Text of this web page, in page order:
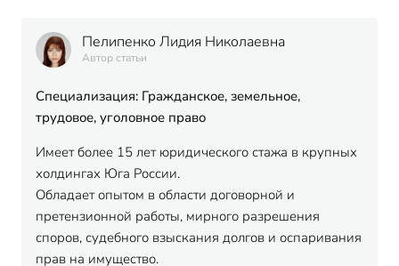
Пелипенко Лидия Николаевна
Автор статьи
Специализация: Гражданское, земельное,
трудовое, уголовное право
Имеет более 15 лет юридического стажа в крупных
холдингах Юга России.
Обладает опытом в области договорной и
претензионной работы, мирного разрешения
споров, судебного взыскания долгов и оспаривания
прав на имущество.